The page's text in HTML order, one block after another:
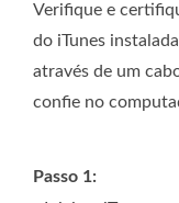
Verifique e
do iTunes
através de um
confie no
Passo 1: